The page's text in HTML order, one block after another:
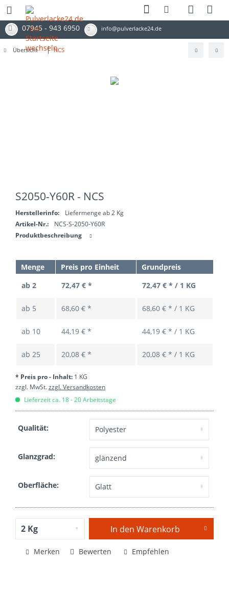
07945 - 943 6950 info@pulverlacke24.de
Übersicht NCS
S2050-Y60R - NCS
Herstellerinfo:
Liefermenge ab 2 Kg
Artikel-Nr.:
NCS-S-2050-Y60R
Produktbeschreibung
Menge Preis pro Einheit
Grundpreis
ab 2
72,47 € * 72,47 € * / 1 KG
ab 5 68,60 € * 68,60 € * / 1 KG
ab 10 44,19 € * 44,19 € * / 1 KG
ab 25 20,08 € * 20,08 € * / 1 KG
* Preis pro - Inhalt: 1 KG
zzgl. MwSt.zzgl. Versandkosten
Lieferzeit ca. 18 - 20 Arbeitstage
Qualität:
Glanzgrad:
Oberfläche:
In den Warenkorb
Merken Bewerten Empfehlen